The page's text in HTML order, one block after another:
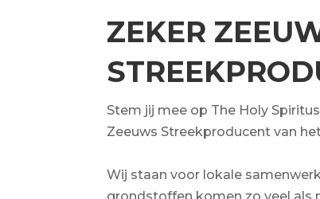
ZEKER
Stem jij mee op The Holy
Zeeuws Streekproducent van
Wij staan voor lokale